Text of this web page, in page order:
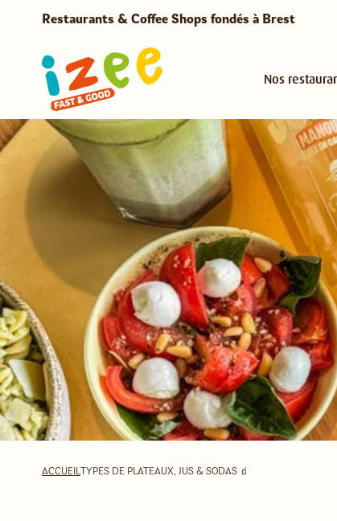
Restaurants & Coffee Shops fondés à Brest
Nos
ACCUEIL TYPES DE PLAT EAUX, JUS & SODAS 🧃